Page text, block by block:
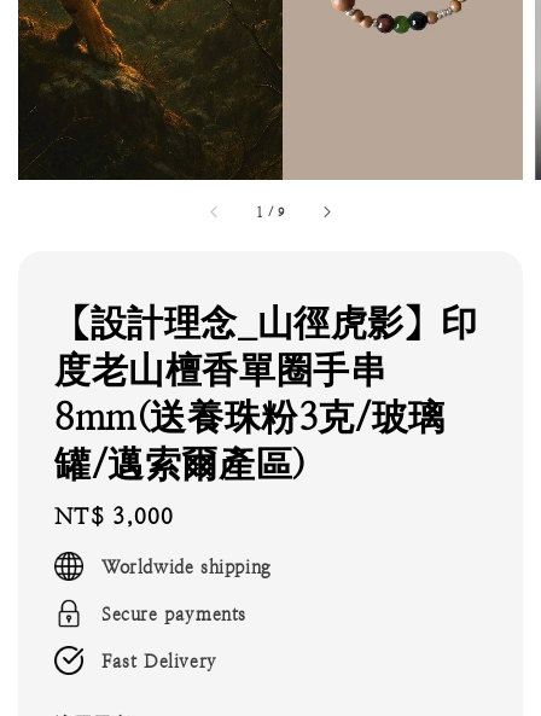
1 /9
【設計理念_山徑虎影】印
度老山檀香單圈手串
8mm(送養珠粉3克/玻璃
罐/邁索爾產區)
Regular
price
NT$ 3,000
Worldwide shipping
Secure payments
Fast Delivery